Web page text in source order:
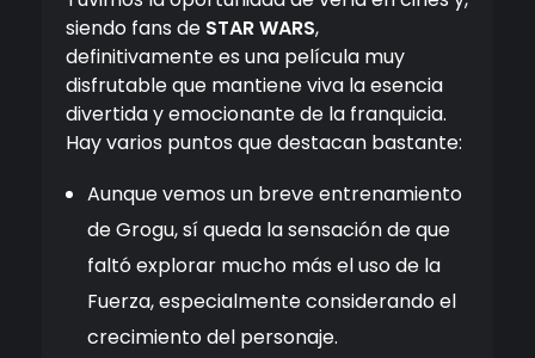
siendo fans de STAR WARS,
definitivamente es una película muy
disfrutable que mantiene viva la esencia
divertida y emocionante de la franquicia.
Hay varios puntos que destacan bastante:
Aunque vemos un breve entrenamiento
de Grogu, sí queda la sensación de que
faltó explorar mucho más el uso de la
Fuerza, especialmente considerando el
crecimiento del personaje.